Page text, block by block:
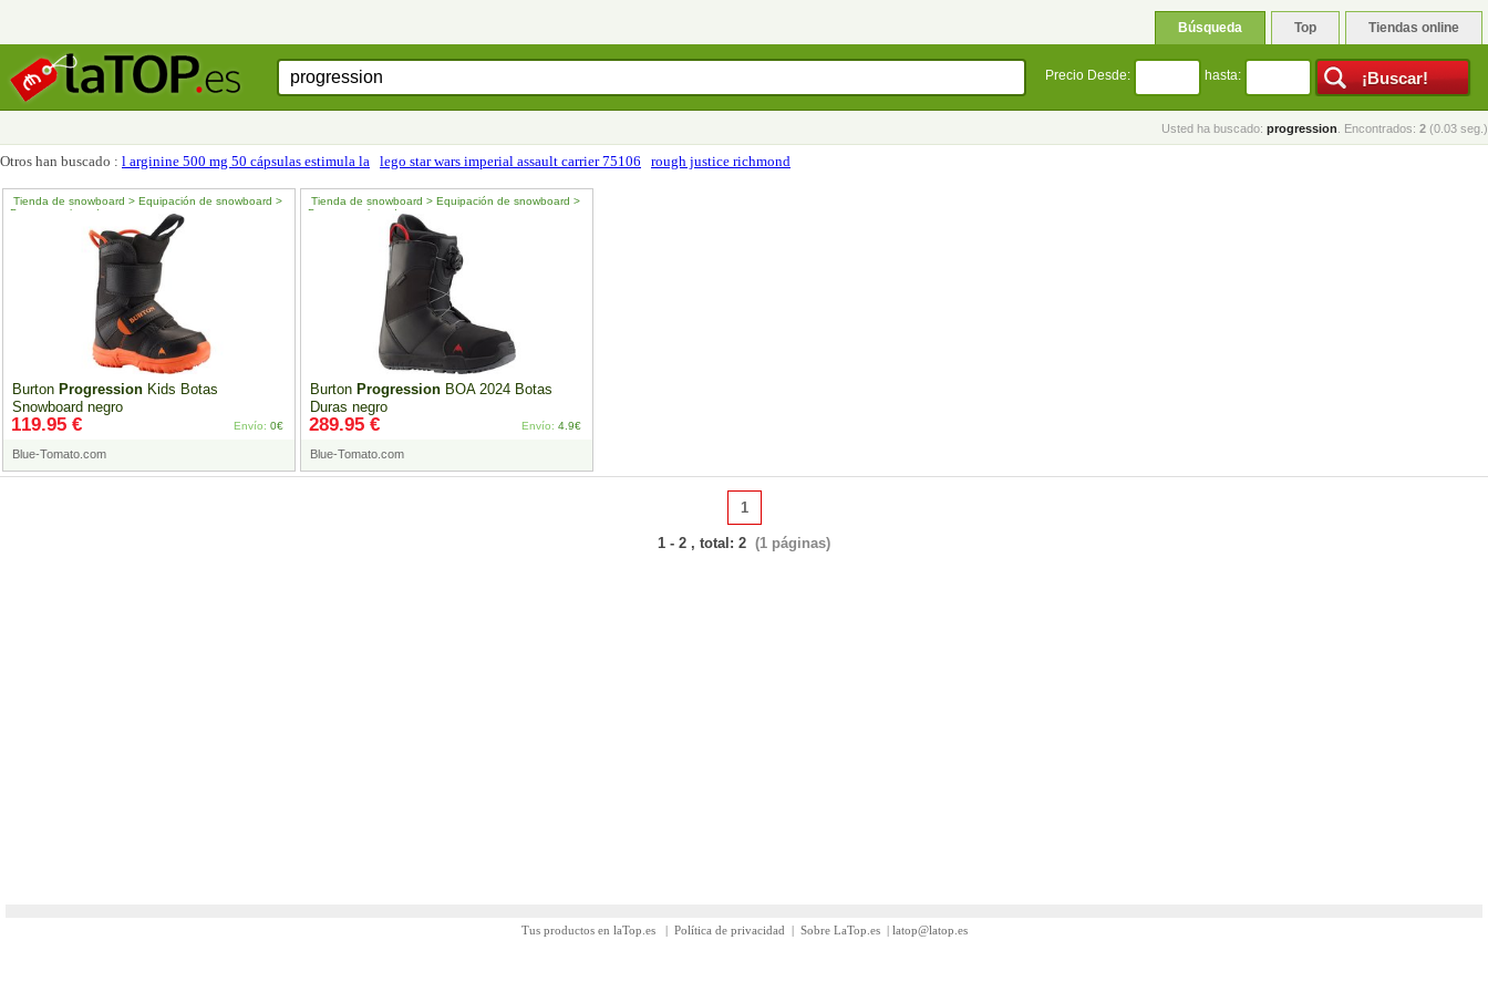
Búsqueda Top Tiendas online
Precio Desde: hasta:
Usted ha buscado: progression . Encontrados: 2 (0.03 seg.)
Otros han buscado : l arginine 500 mg 50 cápsulas estimula la lego star wars imperial assault carrier 75106 rough justice richmond
Burton Progression Kids Botas
Snowboard negro
Tienda de snowboard > Equipación de snowboard >
Botas snowboard
Blue-Tomato.com
119.95 € Envío: 0€
Burton ProgressionBOA 2024 Botas
Duras negro
Tienda de snowboard > Equipación de snowboard >
Botas snowboard
Blue-Tomato.com
289.95 € Envío: 4.9€
1
1 - 2 , total: 2 (1 páginas)
Tus productos en laTop.es | Política de privacidad | Sobre LaTop.es| latop@latop.es